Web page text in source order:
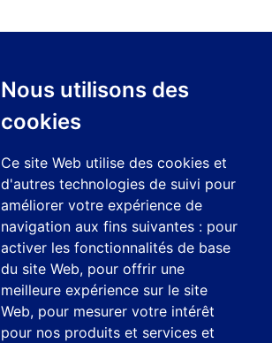
Nous utilisons des
cookies
Ce site Web utilise des cookies et
d'autres technologies de suivi pour
améliorer votre expérience de
navigation aux fins suivantes : pour
activer les fonctionnalités de base
du site Web, pour offrir une
meilleure expérience sur le site
Web, pour mesurer votre intérêt
pour nos produits et services et